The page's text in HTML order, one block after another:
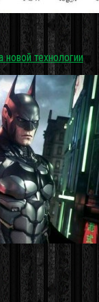
технологии